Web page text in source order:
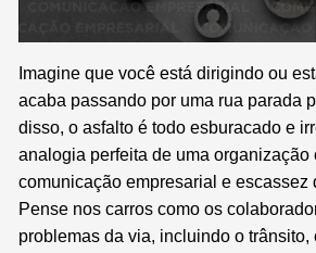
Imagine que você está dirigindo ou
acaba passando por uma rua parada
disso, o asfalto é todo esburacado e
analogia perfeita de uma organização
comunicação empresarial e escassez
Pense nos carros como os
problemas da via, incluindo o trânsito,